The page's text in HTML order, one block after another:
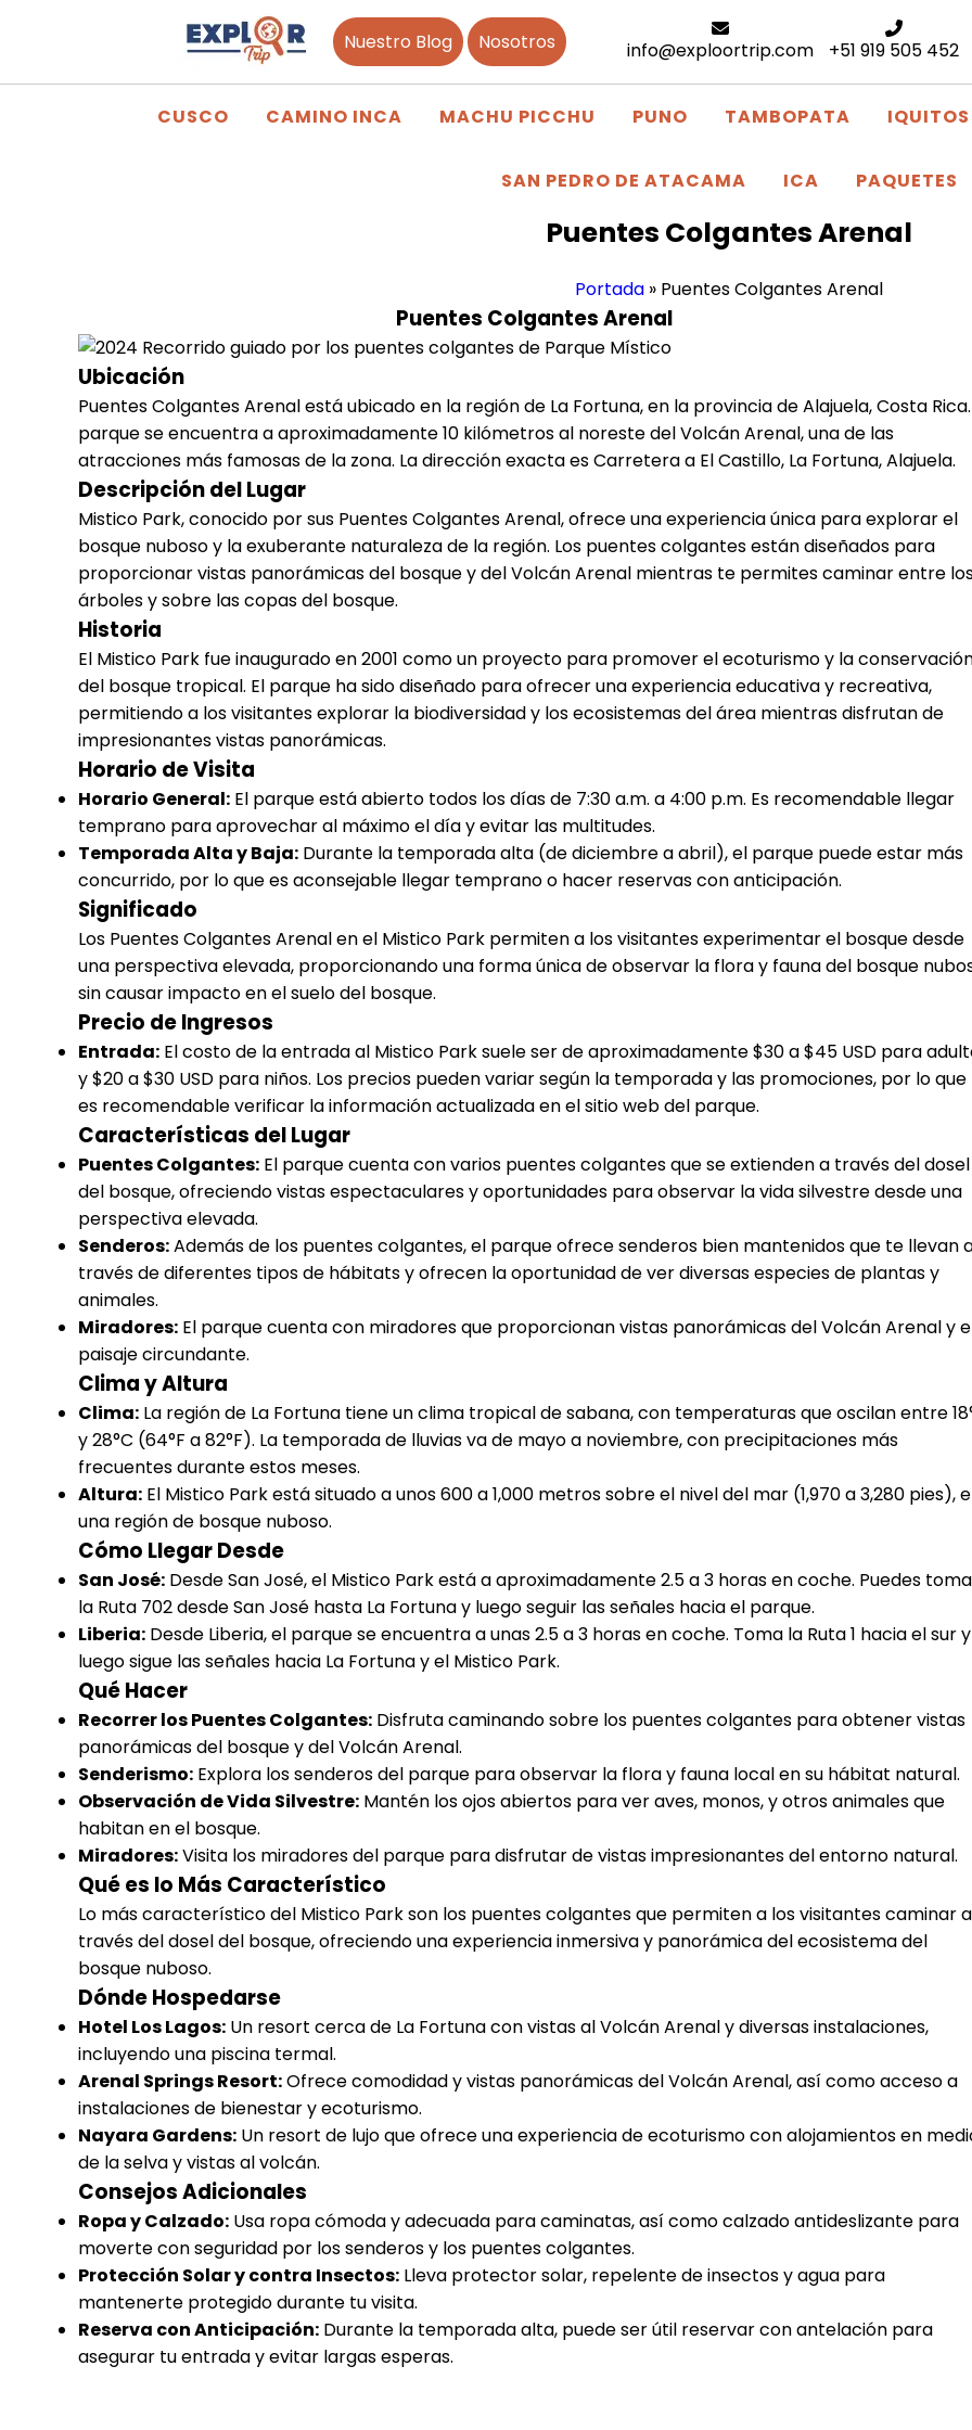
Nuestro Blog Nosotros info@exploortrip.com +51 919 505 452
CUSCO CAMINO INCA MACHU PICCHU PUNO TAMBOPATA IQUITOS
SAN PEDRO DE ATACAMA ICA PAQUETES
Puentes Colgantes Arenal
Portada » Puentes Colgantes Arenal
Puentes Colgantes Arenal
Ubicación
Puentes Colgantes Arenal está ubicado en la región de La Fortuna, en la provincia de Alajuela, Costa Rica.
parque se encuentra a aproximadamente 10 kilómetros al noreste del Volcán Arenal, una de las
atracciones más famosas de la zona. La dirección exacta es Carretera a El Castillo, La Fortuna, Alajuela.
Descripción del Lugar
Mistico Park, conocido por sus Puentes Colgantes Arenal, ofrece una experiencia única para explorar el
bosque nuboso y la exuberante naturaleza de la región. Los puentes colgantes están diseñados para
proporcionar vistas panorámicas del bosque y del Volcán Arenal mientras te permites caminar entre
árboles y sobre las copas del bosque.
Historia
El Mistico Park fue inaugurado en 2001 como un proyecto para promover el ecoturismo y la
del bosque tropical. El parque ha sido diseñado para ofrecer una experiencia educativa y recreativa,
permitiendo a los visitantes explorar la biodiversidad y los ecosistemas del área mientras disfrutan de
impresionantes vistas panorámicas.
Horario de Visita
Horario General: El parque está abierto todos los días de 7:30 a.m. a 4:00 p.m. Es recomendable llegar
temprano para aprovechar al máximo el día y evitar las multitudes.
Temporada Alta y Baja: Durante la temporada alta (de diciembre a abril), el parque puede estar más
concurrido, por lo que es aconsejable llegar temprano o hacer reservas con anticipación.
Significado
Los Puentes Colgantes Arenal en el Mistico Park permiten a los visitantes experimentar el bosque desde
una perspectiva elevada, proporcionando una forma única de observar la flora y fauna del bosque
sin causar impacto en el suelo del bosque.
Precio de Ingresos
Entrada: El costo de la entrada al Mistico Park suele ser de aproximadamente $30 a $45 USD para
y $20 a $30 USD para niños. Los precios pueden variar según la temporada y las promociones, por lo que
es recomendable verificar la información actualizada en el sitio web del parque.
Características del Lugar
Puentes Colgantes: El parque cuenta con varios puentes colgantes que se extienden a través del dosel
del bosque, ofreciendo vistas espectaculares y oportunidades para observar la vida silvestre desde una
perspectiva elevada.
Senderos:Además de los puentes colgantes, el parque ofrece senderos bien mantenidos que te llevan
través de diferentes tipos de hábitats y ofrecen la oportunidad de ver diversas especies de plantas y
animales.
Miradores: El parque cuenta con miradores que proporcionan vistas panorámicas del Volcán Arenal y
paisaje circundante.
Clima y Altura
Clima: La región de La Fortuna tiene un clima tropical de sabana, con temperaturas que oscilan entre
y 28°C (64°F a 82°F). La temporada de lluvias va de mayo a noviembre, con precipitaciones más
frecuentes durante estos meses.
Altura: El Mistico Park está situado a unos 600 a 1,000 metros sobre el nivel del mar (1,970 a 3,280 pies),
una región de bosque nuboso.
Cómo Llegar Desde
San José: Desde San José, el Mistico Park está a aproximadamente 2.5 a 3 horas en coche. Puedes
la Ruta 702 desde San José hasta La Fortuna y luego seguir las señales hacia el parque.
Liberia: Desde Liberia, el parque se encuentra a unas 2.5 a 3 horas en coche. Toma la Ruta 1 hacia el sur y
luego sigue las señales hacia La Fortuna y el Mistico Park.
Qué Hacer
Recorrer los Puentes Colgantes: Disfruta caminando sobre los puentes colgantes para obtener vistas
panorámicas del bosque y del Volcán Arenal.
Senderismo: Explora los senderos del parque para observar la flora y fauna local en su hábitat natural.
Observación de Vida Silvestre: Mantén los ojos abiertos para ver aves, monos, y otros animales que
habitan en el bosque.
Miradores:Visita los miradores del parque para disfrutar de vistas impresionantes del entorno natural.
Qué es lo Más Característico
Lo más característico del Mistico Park son los puentes colgantes que permiten a los visitantes caminar a
través del dosel del bosque, ofreciendo una experiencia inmersiva y panorámica del ecosistema del
bosque nuboso.
Dónde Hospedarse
Hotel Los Lagos: Un resort cerca de La Fortuna con vistas al Volcán Arenal y diversas instalaciones,
incluyendo una piscina termal.
Arenal Springs Resort:Ofrece comodidad y vistas panorámicas del Volcán Arenal, así como acceso a
instalaciones de bienestar y ecoturismo.
Nayara Gardens: Un resort de lujo que ofrece una experiencia de ecoturismo con alojamientos en
de la selva y vistas al volcán.
Consejos Adicionales
Ropa y Calzado: Usa ropa cómoda y adecuada para caminatas, así como calzado antideslizante para
moverte con seguridad por los senderos y los puentes colgantes.
Protección Solar y contra Insectos: Lleva protector solar, repelente de insectos y agua para
mantenerte protegido durante tu visita.
Reserva con Anticipación: Durante la temporada alta, puede ser útil reservar con antelación para
asegurar tu entrada y evitar largas esperas.